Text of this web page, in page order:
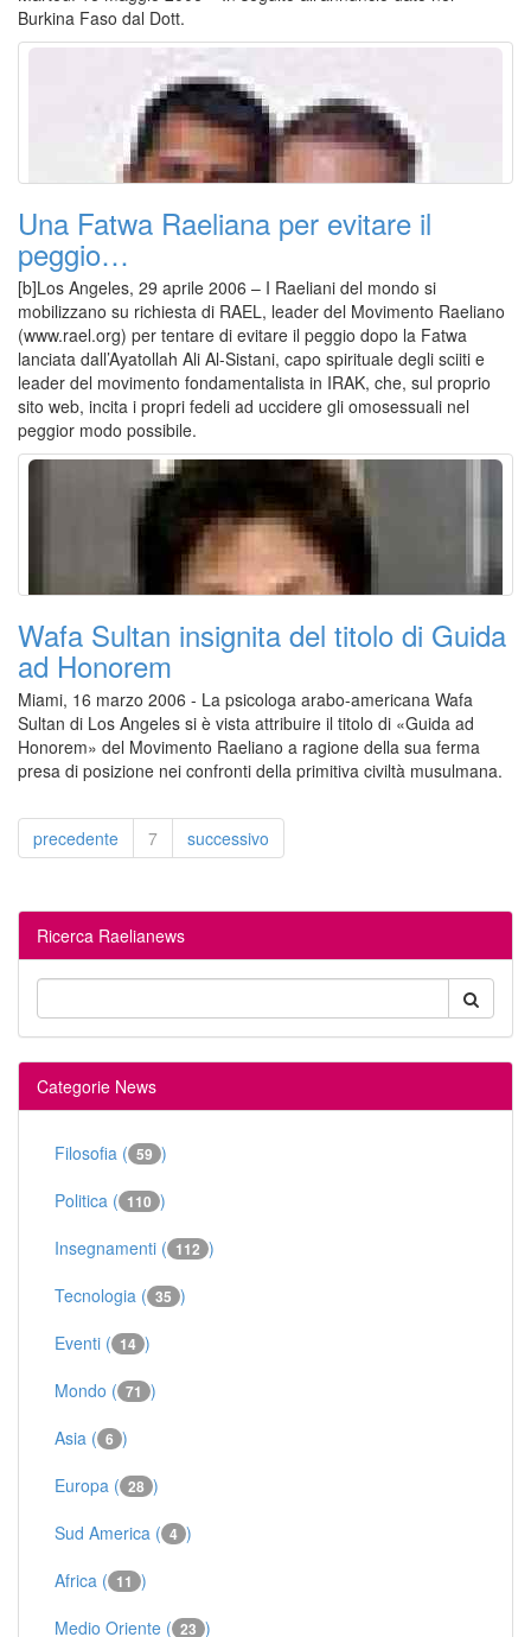
Burkina Faso dal Dott.
Una Fatwa Raeliana per evitare il
peggio…
[b]Los Angeles, 29 aprile 2006 – I Raeliani del mondo si
mobilizzano su richiesta di RAEL, leader del Movimento Raeliano
(www.rael.org) per tentare di evitare il peggio dopo la Fatwa
lanciata dall’Ayatollah Ali Al-Sistani, capo spirituale degli sciiti e
leader del movimento fondamentalista in IRAK, che, sul proprio
sito web, incita i propri fedeli ad uccidere gli omosessuali nel
peggior modo possibile.
Wafa Sultan insignita del titolo di Guida
ad Honorem
Miami, 16 marzo 2006 - La psicologa arabo-americana Wafa
Sultan di Los Angeles si è vista attribuire il titolo di «Guida ad
Honorem» del Movimento Raeliano a ragione della sua ferma
presa di posizione nei confronti della primitiva civiltà musulmana.
precedente 7 successivo
Ricerca Raelianews
Categorie News
Filosofia ( 59 )
Politica ( 110 )
Insegnamenti ( 112 )
Tecnologia ( 35 )
Eventi ( 14 )
Mondo ( 71 )
Asia ( 6 )
Europa ( 28 )
Sud America ( 4 )
Africa ( 11 )
Medio Oriente ( 23 )